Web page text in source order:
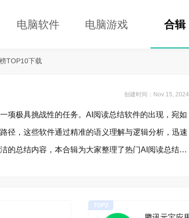
电脑软件 电脑游戏 合辑
TOP10下载
创建时间：Nov 15, 2024
项极具挑战性的任务。AI阅读总结软件的出现，宛如
径，这些软件通过精准的语义理解与逻辑分析，迅速
的总结内容，本合辑为大家整理了热门AI阅读总结软
TOP2